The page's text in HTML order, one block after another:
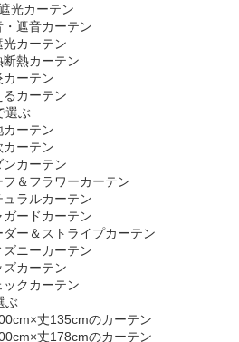
光カーテン
・遮音カーテン
光カーテン
断熱カーテン
カーテン
るカーテン
選ぶ
カーテン
カーテン
ンカーテン
フ＆フラワーカーテン
ュラルカーテン
ガードカーテン
ダー＆ストライプカーテン
ズニーカーテン
ズカーテン
ックカーテン
ぶ
丈135cmのカーテン
丈178cmのカーテン